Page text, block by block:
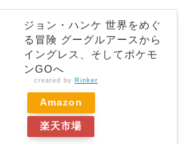
ジョン・ハンケ 世界をめぐ
る冒険 グーグルアースから
イングレス、そしてポケモ
ンGOへ
created by Rinker
Amazon
楽天市場